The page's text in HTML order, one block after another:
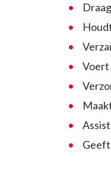
Voert